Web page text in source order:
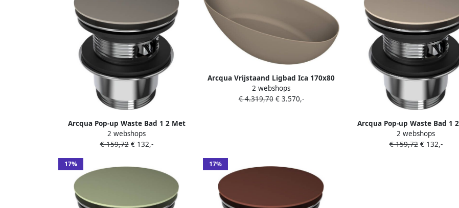
Arcqua Pop-up Waste Bad 1 2 Met
Overloop Mat Klei
2 webshops
€ 159,72€ 132,-
Arcqua Vrijstaand Ligbad Ica 170x80
Mat Truffel
2 webshops
€ 4.319,70€ 3.570,-
Arcqua Pop-up Waste Bad 1
Overloop Mat Zand
2 webshops
€ 159,72€ 132,-
17% 17%